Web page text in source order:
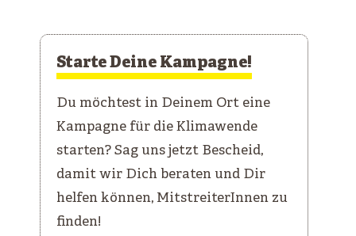
Starte Deine Kampagne!
Du möchtest in Deinem Ort eine
Kampagne für die Klimawende
starten? Sag uns jetzt Bescheid,
damit wir Dich beraten und Dir
helfen können, MitstreiterInnen zu
finden!